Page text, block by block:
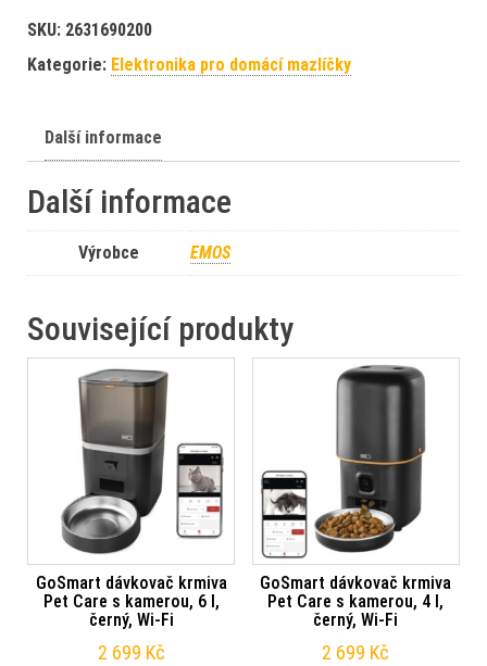
SKU: 2631690200
Kategorie: Elektronika pro domácí mazlíčky
Další informace
Další informace
Výrobce EMOS
Související produkty
GoSmart dávkovač krmiva
Pet Care s kamerou, 6 l,
černý, Wi-Fi
2 699 Kč
GoSmart dávkovač krmiva
Pet Care s kamerou, 4 l,
černý, Wi-Fi
2 699 Kč